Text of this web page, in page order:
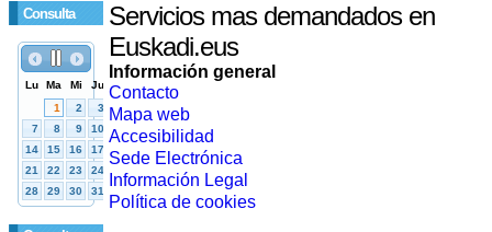
Consulta
Servicios mas demandados en
Euskadi.eus
Información general
Contacto
Mapa web
Accesibilidad
Sede Electrónica
Información Legal
Política de cookies